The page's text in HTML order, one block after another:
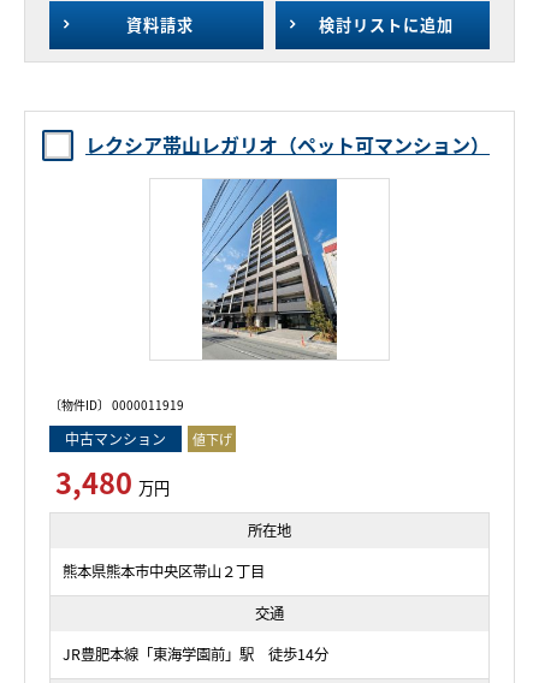
資料請求 検討リストに追加
レクシア帯山レガリオ（ペット可マンション）
〔物件ID〕 0000011919
中古マンション 値下げ
3,480 万円
所在地
熊本県熊本市中央区帯山２丁目
交通
JR豊肥本線「東海学園前」駅 徒歩14分